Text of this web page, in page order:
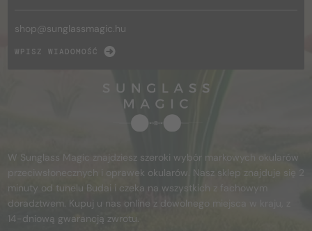
shop@sunglassmagic.hu
WPISZ WIADOMOŚĆ
W Sunglass Magic znajdziesz szeroki wybór markowych okularów
przeciwsłonecznych i oprawek okularów. Nasz sklep znajduje się 2
minuty od tunelu Budai i czeka na wszystkich z fachowym
doradztwem. Kupuj u nas online z dowolnego miejsca w kraju, z
14-dniową gwarancją zwrotu.